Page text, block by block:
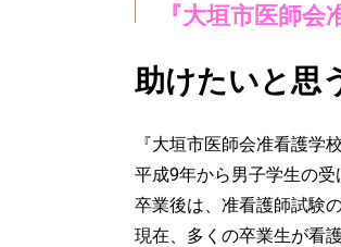
『大垣市医師
助けたいと思
『大垣市医師会准看護学
平成9年から男子学生の受
卒業後は、准看護師試験
現在、多くの卒業生が看